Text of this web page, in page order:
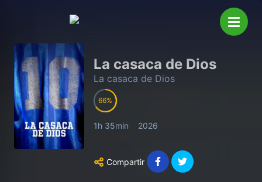
La casaca de Dios
La casaca de Dios
66
1h 35min 2026
Compartir